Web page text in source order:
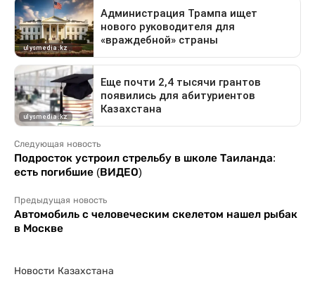
Следующая новость
Подросток устроил стрельбу в школе Таиланда:
есть погибшие (ВИДЕО)
Предыдущая новость
Автомобиль с человеческим скелетом нашел рыбак
в Москве
Новости Казахстана